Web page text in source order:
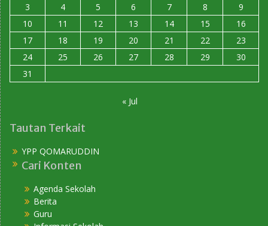
3
4 5 6 7 8
9
10
11 12 13 14 15
16
17
18 19 20 21 22
23
24
25 26 27 28 29
30
31
« Jul
Tautan Terkait
YPP QOMARUDDIN
Cari Konten
Agenda Sekolah
Berita
Guru